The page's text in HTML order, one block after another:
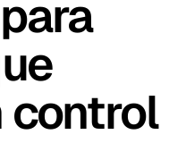
control